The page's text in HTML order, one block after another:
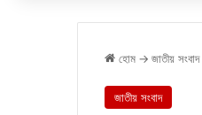
হোম → জাতীয় সংবাদ
জাতীয় সংবাদ